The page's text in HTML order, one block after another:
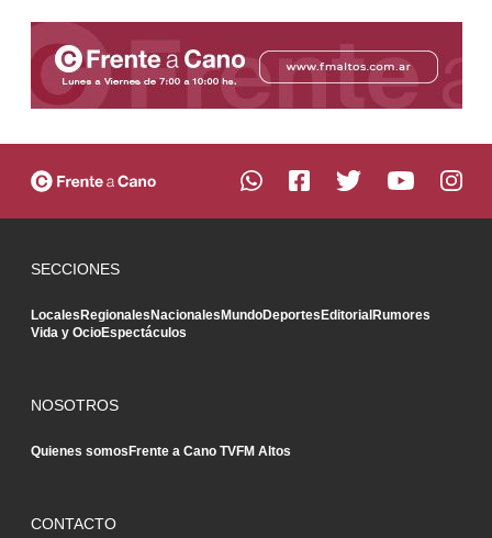
SECCIONES
LocalesRegionalesNacionalesMundoDeportesEditorialRumores
Vida y OcioEspectáculos
NOSOTROS
Quienes somosFrente a Cano TVFM Altos
CONTACTO